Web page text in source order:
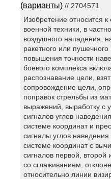
(варианты)// 2704571
Изобретение относится
военной техники, в
воздушного нападения,
ракетного или
повышения точности
боевого комплекса
распознавание цели,
сопровождение цели,
поправок стрельбы из
выражений, выработку с
сигналов углов
системе координат и
сигналы углов
системе координат с
сигналов первой,
со сглаживанием,
относительно линии